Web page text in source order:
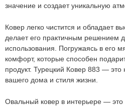
значение и создает уникальную
Ковер легко чистится и обладает
делает его практичным решением
использования. Погружаясь в его
комфорт, которые способен
продукт. Турецкий Ковер 883 — это
вашего дома и стиля жизни.
Овальный ковер в интерьере —
- +
544руб.